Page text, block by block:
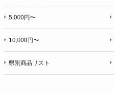
5,000円〜
10,000円〜
県別商品リスト